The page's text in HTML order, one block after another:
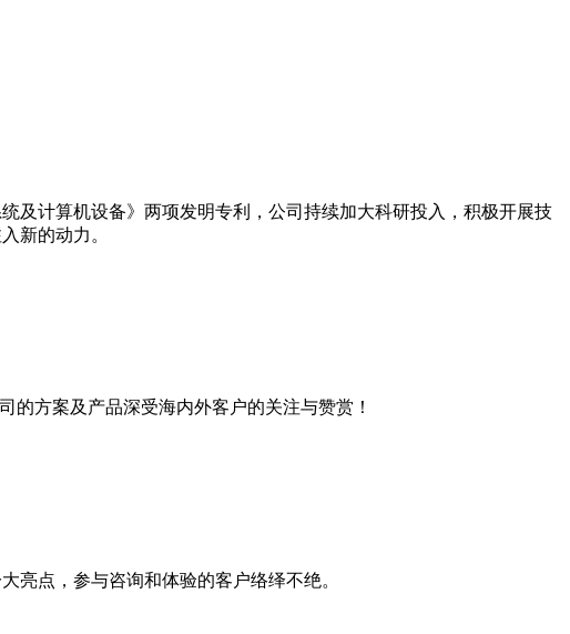
及计算机设备》两项发明专利，公司持续加大科研投入，积极开展技
新的动力。
的方案及产品深受海内外客户的关注与赞赏！
亮点，参与咨询和体验的客户络绎不绝。